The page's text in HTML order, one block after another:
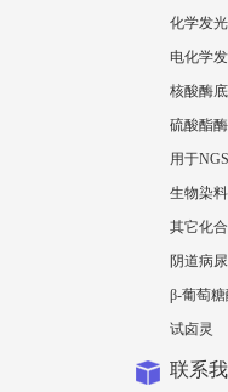
化学发
电化学
核酸酶
硫酸酯
用于
生物染料
其它化
阴道病
β-葡萄
试卤灵
联系